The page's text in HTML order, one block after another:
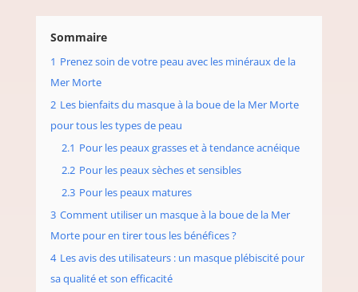
Sommaire
1 Prenez soin de votre peau avec les minéraux de la
Mer Morte
2 Les bienfaits du masque à la boue de la Mer Morte
pour tous les types de peau
2.1 Pour les peaux grasses et à tendance acnéique
2.2 Pour les peaux sèches et sensibles
2.3 Pour les peaux matures
3 Comment utiliser un masque à la boue de la Mer
Morte pour en tirer tous les bénéfices ?
4 Les avis des utilisateurs : un masque plébiscité pour
sa qualité et son efficacité